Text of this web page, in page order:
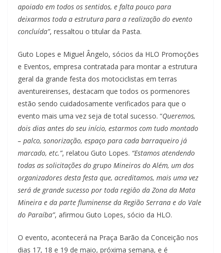
apoiado em todos os sentidos, e falta pouco para
deixarmos toda a estrutura para a realização do evento
concluída”, ressaltou o titular da Pasta.
Guto Lopes e Miguel Ângelo, sócios da HLO Promoções
e Eventos, empresa contratada para montar a estrutura
geral da grande festa dos motociclistas em terras
aventureirenses, destacam que todos os pormenores
estão sendo cuidadosamente verificados para que o
evento mais uma vez seja de total sucesso. “Queremos,
dois dias antes do seu início, estarmos com tudo montado
– palco, sonorização, espaço para cada barraqueiro já
marcado, etc.”, relatou Guto Lopes. “Estamos atendendo
todas as solicitações do grupo Mineiros do Além, um dos
organizadores desta festa que, acreditamos, mais uma vez
será de grande sucesso por toda regiâo da Zona da Mata
Mineira e da parte fluminense da Região Serrana e do Vale
do Paraíba”, afirmou Guto Lopes, sócio da HLO.
O evento, acontecerá na Praça Barão da Conceição nos
dias 17, 18 e 19 de maio, próxima semana, e é